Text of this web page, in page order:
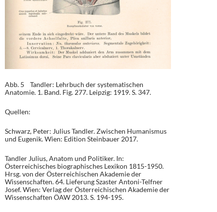
Abb. 5 Tandler: Lehrbuch der systematischen
Anatomie. 1. Band. Fig. 277. Leipzig: 1919. S. 347.
Quellen:
Schwarz, Peter: Julius Tandler. Zwischen Humanismus
und Eugenik. Wien: Edition Steinbauer 2017.
Tandler Julius, Anatom und Politiker. In:
Österreichisches biographisches Lexikon 1815-1950.
Hrsg. von der Österreichischen Akademie der
Wissenschaften. 64. Lieferung Szaster Antoni-Telfner
Josef. Wien: Verlag der Österreichischen Akademie der
Wissenschaften ÖAW 2013. S. 194-195.